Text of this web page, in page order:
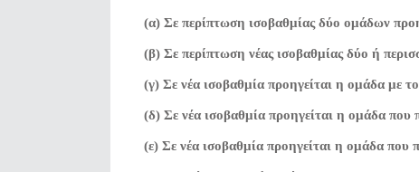
(α) Σε περίπτωση ισοβαθμίας δύο ομάδων
(β) Σε περίπτωση νέας ισοβαθμίας δύο ή
(γ) Σε νέα ισοβαθμία προηγείται η ομάδα με
(δ) Σε νέα ισοβαθμία προηγείται η ομάδα που
(ε) Σε νέα ισοβαθμία προηγείται η ομάδα που